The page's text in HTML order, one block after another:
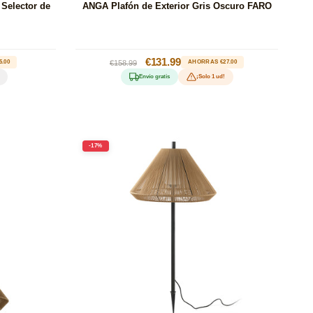
de ANGA Plafón de Exterior Gris Oscuro FARO
Precio
habitual
€158.99
Precio
de
oferta
€131.99 AHORRAS €27.00
Envío gratis ¡Solo 1 ud!
-17%